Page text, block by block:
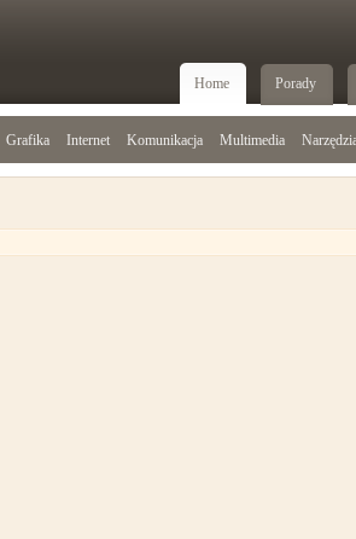
Home Porady
Grafika Internet Komunikacja Multimedia